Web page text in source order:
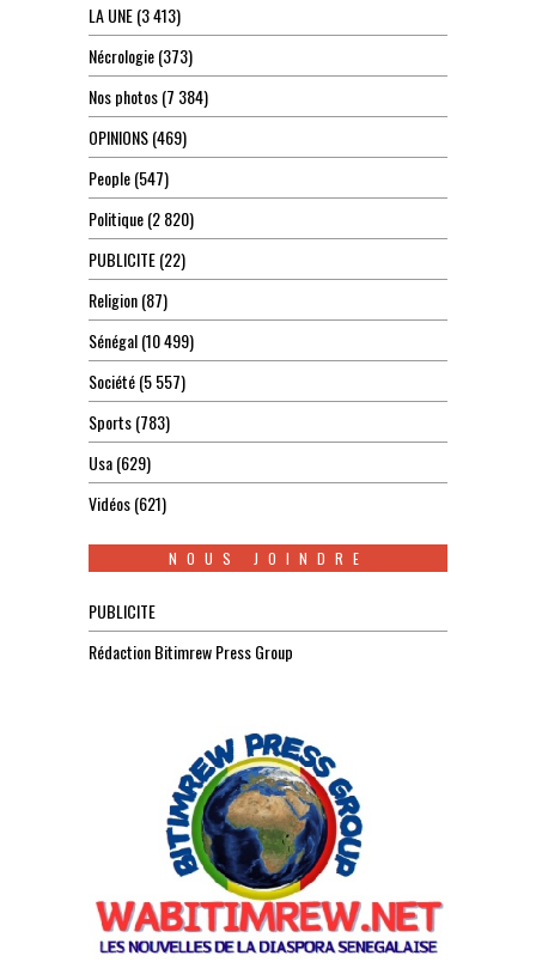
LA UNE(3 413)
Nécrologie(373)
Nos photos(7 384)
OPINIONS(469)
People(547)
Politique(2 820)
PUBLICITE(22)
Religion(87)
Sénégal(10 499)
Société(5 557)
Sports(783)
Usa(629)
Vidéos(621)
NOUS JOINDRE
PUBLICITE
Rédaction Bitimrew Press Group